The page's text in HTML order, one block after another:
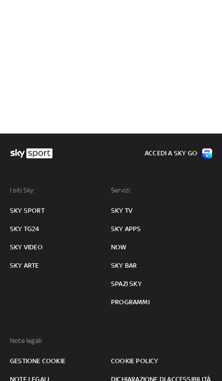
I siti Sky:
SKY SPORT
SKY TG24
SKY VIDEO
SKY ARTE
Servizi:
SKY TV
SKY APPS
NOW
SKY BAR
SPAZI SKY
PROGRAMMI
Note legali:
GESTIONE COOKIE COOKIE POLICY
NOTE LEGALI DICHIARAZIONE DI ACCESSIBILITÀ
ACCEDI A SKY GO